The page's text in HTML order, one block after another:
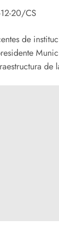
20/CS
de
de